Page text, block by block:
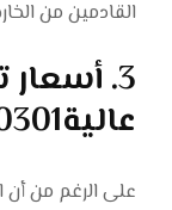
القادمين من
3.
عالية01119940301